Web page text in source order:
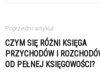
Poprzedni artykuł
CZYM SIĘ RÓŻNI KSIĘGA
PRZYCHODÓW I
OD PEŁNEJ KSIĘGOWOŚCI?